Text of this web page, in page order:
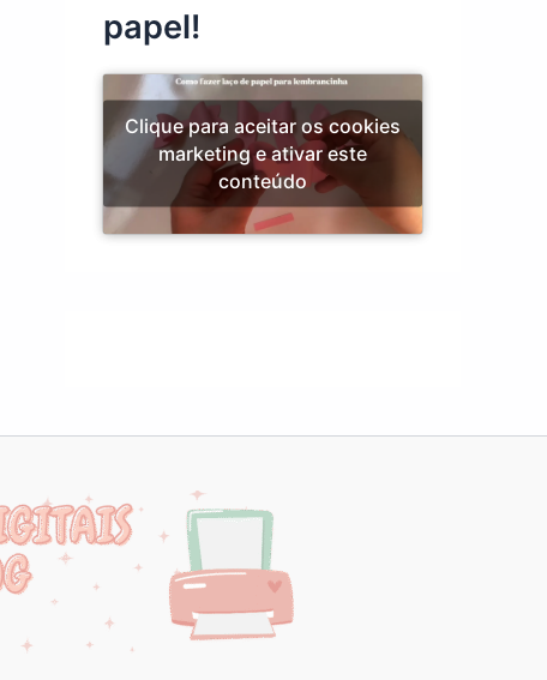
papel!
Clique para aceitar os cookies
marketing e ativar este
conteúdo